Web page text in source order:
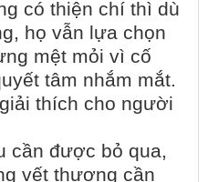
có thiện chí thì dù
họ vẫn lựa chọn
mệt mỏi vì cố
tâm nhắm mắt.
thích cho người
cần được bỏ qua,
vết thương cần